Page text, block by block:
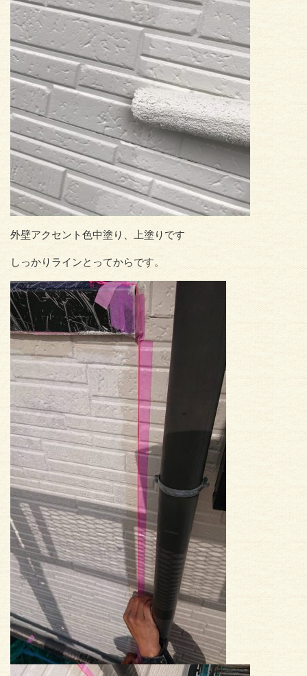
外壁アクセント色中塗り、上塗りです
しっかりラインとってからです。